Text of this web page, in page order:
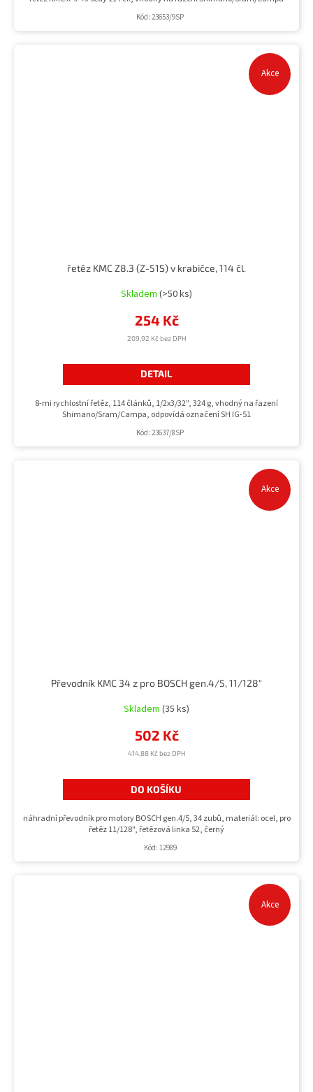
Kód: 23653/9SP
Akce
řetěz KMC Z8.3 (Z-51S) v krabičce, 114 čl.
Skladem (>50 ks)
209,92 Kč bez DPH
254 Kč
DETAIL
8-mi rychlostní řetěz, 114 článků, 1/2x3/32", 324 g, vhodný na řazení
Shimano/Sram/Campa, odpovídá označení SH IG-51
Kód: 23637/8SP
Akce
Převodník KMC 34 z pro BOSCH gen.4/5, 11/128"
Skladem (35 ks)
414,88 Kč bez DPH
502 Kč
DO KOŠÍKU
náhradní převodník pro motory BOSCH gen.4/5, 34 zubů, materiál: ocel, pro
řetěz 11/128", řetězová linka 52, černý
Kód: 12989
Akce